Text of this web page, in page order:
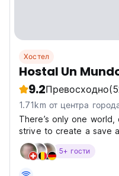
Хостел
Hostal Un
9.2Превосходно
1.71km от центра
There’s only one
strive to create a save
young and young at
world, to encourage
5+ гости